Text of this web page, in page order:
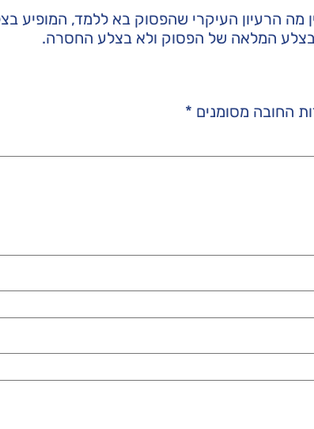
מה הרעיון העיקרי שהפסוק בא ללמד, המופיע
בצלע המלאה של הפסוק ולא בצלע החסרה.
החובה מסומנים *